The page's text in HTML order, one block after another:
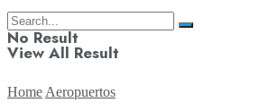
No Result
View All Result
Home Aeropuertos